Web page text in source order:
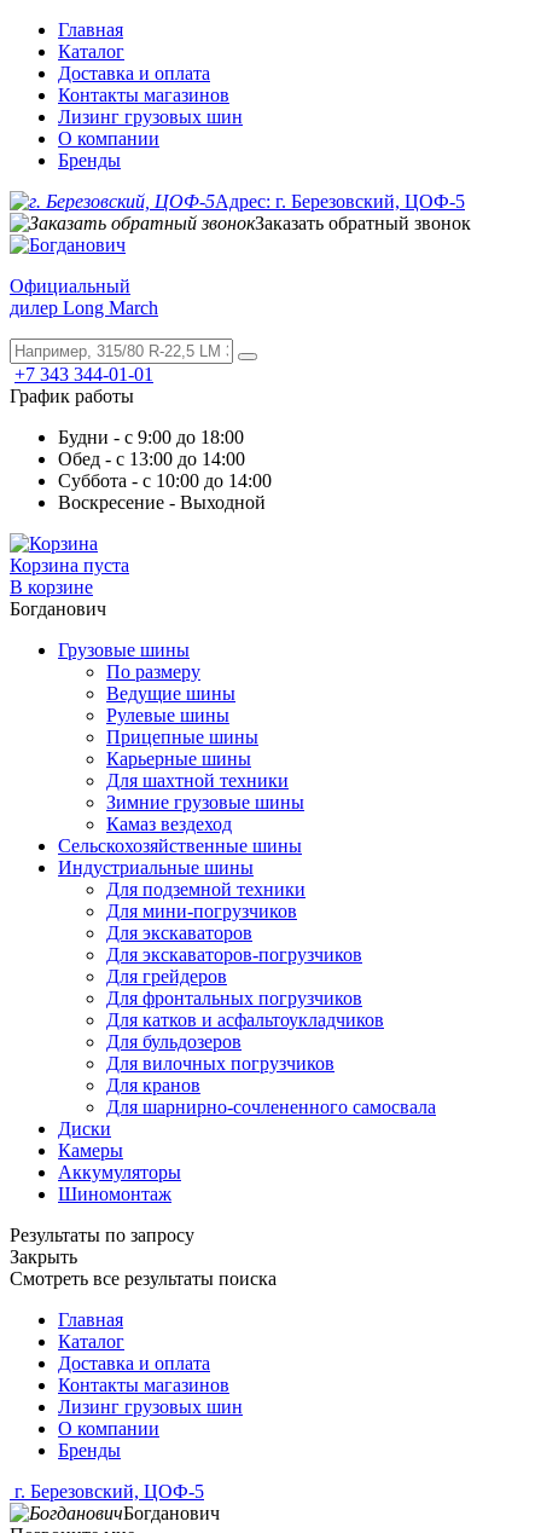
Главная
Каталог
Доставка и оплата
Контакты магазинов
Лизинг грузовых шин
О компании
Бренды
Адрес: г. Березовский, ЦОФ-5
Заказать обратный звонок
Официальный
дилер Long March
+7 343 344-01-01
График работы
Будни - с 9:00 до 18:00
Обед - с 13:00 до 14:00
Суббота - с 10:00 до 14:00
Воскресение - Выходной
Корзина пуста
В корзине
Богданович
Грузовые шины
По размеру
Ведущие шины
Рулевые шины
Прицепные шины
Карьерные шины
Для шахтной техники
Зимние грузовые шины
Камаз вездеход
Сельскохозяйственные шины
Индустриальные шины
Для подземной техники
Для мини-погрузчиков
Для экскаваторов
Для экскаваторов-погрузчиков
Для грейдеров
Для фронтальных погрузчиков
Для катков и асфальтоукладчиков
Для бульдозеров
Для вилочных погрузчиков
Для кранов
Для шарнирно-сочлененного самосвала
Диски
Камеры
Аккумуляторы
Шиномонтаж
Результаты по запросу
Закрыть
Смотреть все результаты поиска
Главная
Каталог
Доставка и оплата
Контакты магазинов
Лизинг грузовых шин
О компании
Бренды
г. Березовский, ЦОФ-5
Богданович